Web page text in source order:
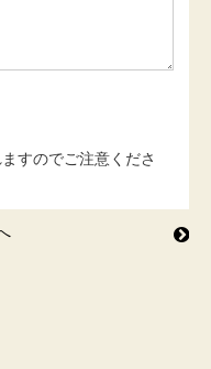
すのでご注意くださ